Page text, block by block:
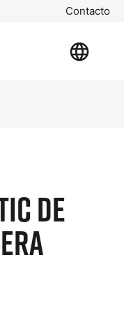
Contacto
de